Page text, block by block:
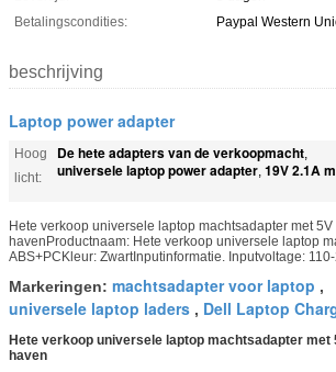
Betalingscondities:
Paypal Western
beschrijving
Laptop power adapter
Hoog
licht:
De hete adapters van de verkoopmacht,
universele laptop power adapter, 19V 2.1A
Hete verkoop universele laptop machtsadapter met 5V
havenProductnaam: Hete verkoop universele laptop
ABS+PCKleur: ZwartInputinformatie. Inputvoltage:
Markeringen: machtsadapter voor laptop ,
universele laptop laders , Dell Laptop
Hete verkoop universele laptop machtsadapter met
haven